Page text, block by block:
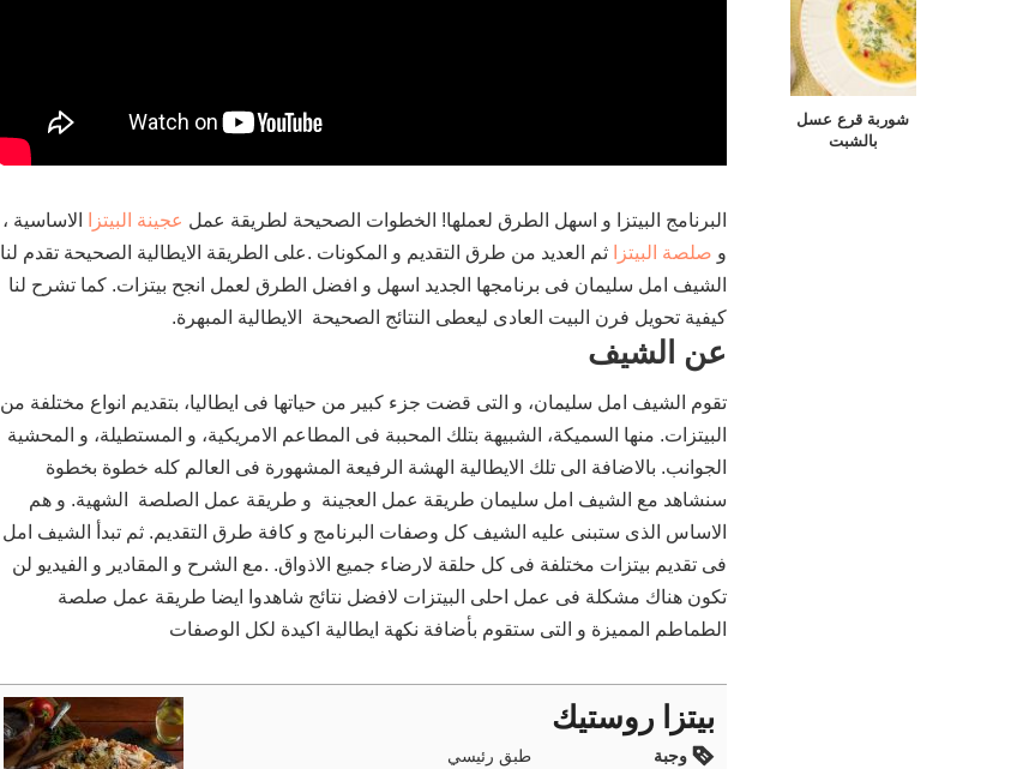
شوربة قرع عسل
بالشبت
البرنامج البيتزا و اسهل الطرق لعملها! الخطوات الصحيحة لطريقة عمل عجينة البيتزا
الاساسية ،
و صلصة البيتزا
ثم العديد من طرق التقديم و المكونات .على الطريقة الايطالية الصحيحة تقدم لنا
الشيف امل سليمان فى برنامجها الجديد اسهل و افضل الطرق لعمل انجح بيتزات. كما تشرح لنا
كيفية تحويل فرن البيت العادى ليعطى النتائج الصحيحة الايطالية المبهرة.
عن الشيف
تقوم الشيف امل سليمان، و التى قضت جزء كبير من حياتها فى ايطاليا، بتقديم انواع مختلفة من
البيتزات. منها السميكة، الشبيهة بتلك المحببة فى المطاعم الامريكية، و المستطيلة، و المحشية
الجوانب. بالاضافة الى تلك الايطالية الهشة الرفيعة المشهورة فى العالم كله خطوة بخطوة
سنشاهد مع الشيف امل سليمان طريقة عمل العجينة و طريقة عمل الصلصة الشهية. و هم
الاساس الذى ستبنى عليه الشيف كل وصفات البرنامج و كافة طرق التقديم. ثم تبدأ الشيف امل
فى تقديم بيتزات مختلفة فى كل حلقة لارضاء جميع الاذواق. .مع الشرح و المقادير و الفيديو لن
تكون هناك مشكلة فى عمل احلى البيتزات لافضل نتائج شاهدوا ايضا طريقة عمل صلصة
الطماطم المميزة و التى ستقوم بأضافة نكهة ايطالية اكيدة لكل الوصفات
بيتزا روستيك
وجبة
طبق رئيسي